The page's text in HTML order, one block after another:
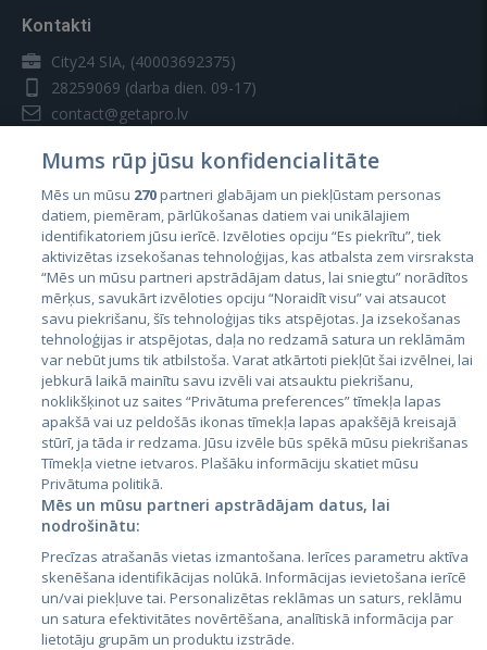
Kontakti
City24 SIA, (40003692375)
28259069 (darba dien. 09-17)
contact@getapro.lv
Valstis
Igaunija
Latvija
Lietuva
City24.lv
City24.ee
GetaPro.lv
GetaPro.ee
CVbankas.lt
Kainos.lt
Paslaugos.lt
auto24.ee
Mums rūp jūsu konfidencialitāte
Mēs un mūsu 270partneri glabājam un piekļūstam personas
datiem, piemēram, pārlūkošanas datiem vai unikālajiem
identifikatoriem jūsu ierīcē. Izvēloties opciju “Es piekrītu”, tiek
aktivizētas izsekošanas tehnoloģijas, kas atbalsta zem virsraksta
“Mēs un mūsu partneri apstrādājam datus, lai sniegtu” norādītos
mērķus, savukārt izvēloties opciju “Noraidīt visu” vai atsaucot
savu piekrišanu, šīs tehnoloģijas tiks atspējotas. Ja izsekošanas
tehnoloģijas ir atspējotas, daļa no redzamā satura un reklāmām
var nebūt jums tik atbilstoša. Varat atkārtoti piekļūt šai izvēlnei, lai
jebkurā laikā mainītu savu izvēli vai atsauktu piekrišanu,
noklikšķinot uz saites “Privātuma preferences” tīmekļa lapas
apakšā vai uz peldošās ikonas tīmekļa lapas apakšējā kreisajā
stūrī, ja tāda ir redzama. Jūsu izvēle būs spēkā mūsu piekrišanas
Tīmekļa vietne ietvaros. Plašāku informāciju skatiet mūsu
Privātuma politikā.
Mēs un mūsu partneri apstrādājam datus, lai
nodrošinātu:
Precīzas atrašanās vietas izmantošana. Ierīces parametru aktīva
skenēšana identifikācijas nolūkā. Informācijas ievietošana ierīcē
un/vai piekļuve tai. Personalizētas reklāmas un saturs, reklāmu
un satura efektivitātes novērtēšana, analītiskā informācija par
lietotāju grupām un produktu izstrāde.